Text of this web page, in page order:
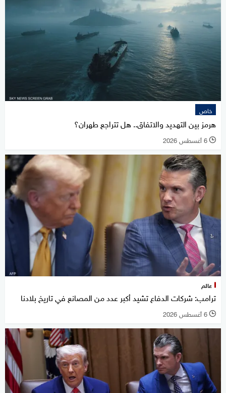
خاص
هرمز بين التهديد والاتفاق.. هل تتراجع طهران؟
l 6 أغسطس 2026
عالم
ترامب: شركات الدفاع تشيد أكبر عدد من المصانع في تاريخ بلادنا
l 6 أغسطس 2026